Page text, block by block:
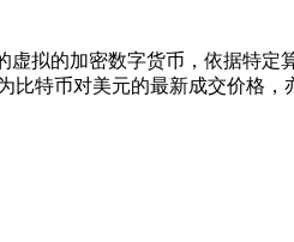
虚拟的加密数字货币，依据特定
比特币对美元的最新成交价格